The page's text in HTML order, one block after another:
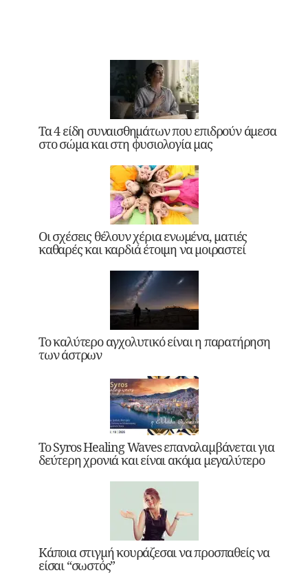
Τα 4 είδη συναισθημάτων που επιδρούν άμεσα
στο σώμα και στη φυσιολογία μας
Οι σχέσεις θέλουν χέρια ενωμένα, ματιές
καθαρές και καρδιά έτοιμη να μοιραστεί
Το καλύτερο αγχολυτικό είναι η παρατήρηση
των άστρων
Το Syros Healing Waves επαναλαμβάνεται για
δεύτερη χρονιά και είναι ακόμα μεγαλύτερο
Κάποια στιγμή κουράζεσαι να προσπαθείς να
είσαι “σωστός”